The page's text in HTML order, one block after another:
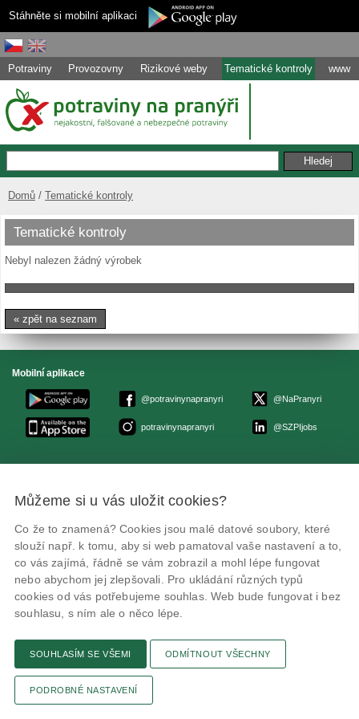
Stáhněte si mobilní aplikaci
Potraviny Provozovny Rizikové weby Tematické kontroly www
Domů Tematické kontroly
Tematické kontroly
Nebyl nalezen žádný výrobek
« zpět na seznam
Mobilní aplikace
@potravinynapranyri
potravinynapranyri
@NaPranyri
@SZPIjobs
ID datové schránky: avraiqg
Zásady ochrany soukromí
Nastavení cookies
Připomínky Novinky Odkaz RSS kanál Tisk stránky
Můžeme si u vás uložit cookies?
Co že to znamená? Cookies jsou malé datové soubory, které
slouží např. k tomu, aby si web pamatoval vaše nastavení a to,
co vás zajímá, řádně se vám zobrazil a mohl lépe fungovat
nebo abychom jej zlepšovali. Pro ukládání různých typů
cookies od vás potřebujeme souhlas. Web bude fungovat i bez
souhlasu, s ním ale o něco lépe.
SOUHLASÍM SE VŠEMI ODMÍTNOUT VŠECHNY
PODROBNÉ NASTAVENÍ